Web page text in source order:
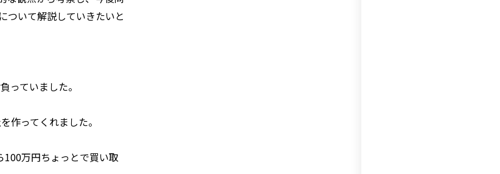
ついて解説していきたいと
っていました。
作ってくれました。
100万円ちょっとで買い取